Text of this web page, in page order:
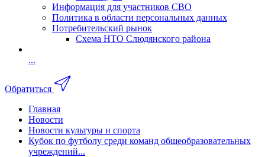
Информация для участников СВО
Политика в области персональных данных
Потребительский рынок
Схема НТО Слюдянского района
...
Обратиться
Главная
Новости
Новости культуры и спорта
Кубок по футболу среди команд общеобразовательных
учреждений...